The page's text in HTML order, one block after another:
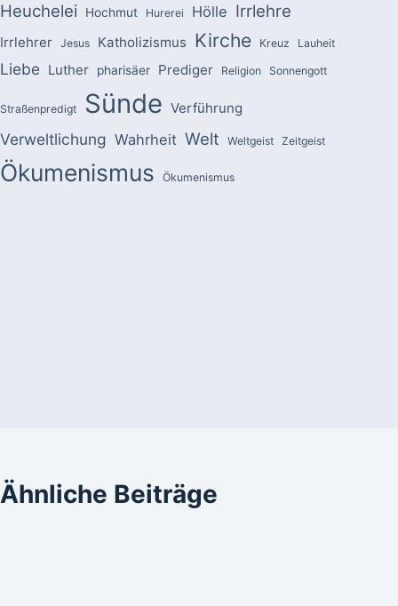
Heuchelei Hochmut Hurerei Hölle Irrlehre
Irrlehrer Jesus Katholizismus Kirche Kreuz Lauheit
Liebe Luther pharisäer Prediger Religion Sonnengott
Straßenpredigt Sünde Verführung
Verweltlichung Wahrheit Welt Weltgeist Zeitgeist
Ökumenismus Ökumenismus
Ähnliche Beiträge